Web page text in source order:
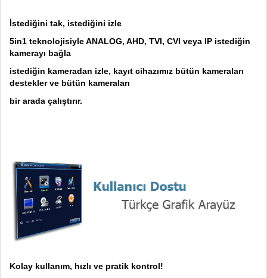
İstediğini tak, istediğini izle
5in1 teknolojisiyle ANALOG, AHD, TVI, CVI veya IP istediğin
kamerayı bağla
istediğin kameradan izle, kayıt cihazımız bütün kameraları
destekler ve bütün kameraları
bir arada çalıştırır.
Kolay kullanım, hızlı ve pratik kontrol!